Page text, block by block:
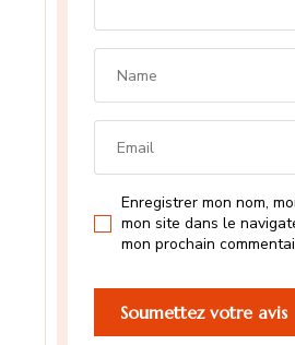
Enregistrer mon nom,
mon site dans le
mon prochain